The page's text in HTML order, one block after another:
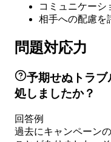
コミュニケーシ
相手への配慮を
問題対応力
予期せぬトラ
処しましたか？
回答例
過去にキャンペーン